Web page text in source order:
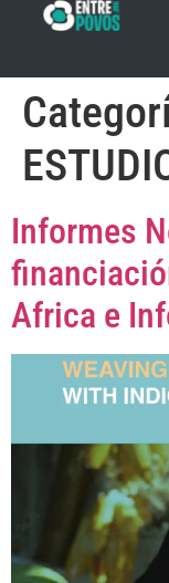
Informes
Africa e